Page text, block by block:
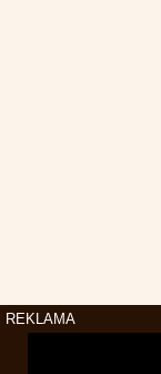
REKLAMA